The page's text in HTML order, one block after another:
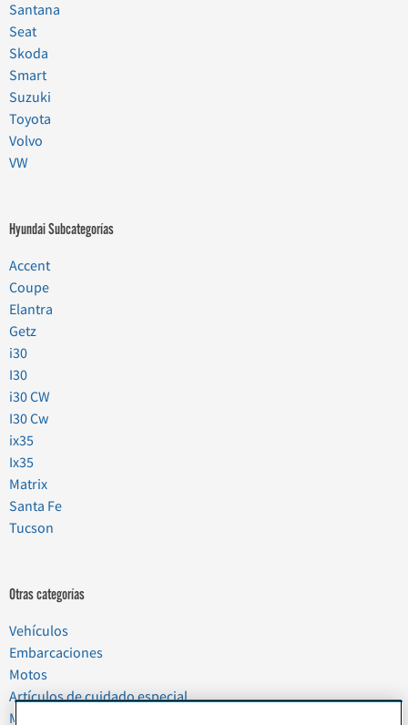
Santana
Seat
Skoda
Smart
Suzuki
Toyota
Volvo
VW
Hyundai Subcategorías
Accent
Coupe
Elantra
Getz
i30
I30
i30 CW
I30 Cw
ix35
Ix35
Matrix
Santa Fe
Tucson
Otras categorías
Vehículos
Embarcaciones
Motos
Artículos de cuidado especial
Mudanzas